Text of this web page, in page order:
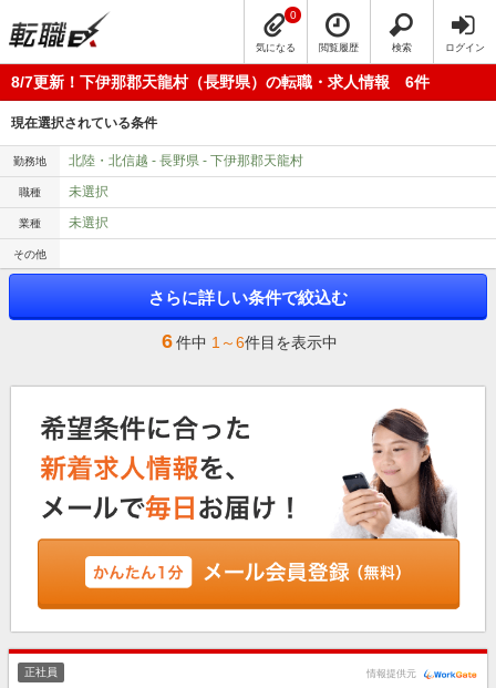
気になる
0
閲覧履歴 検索 ログイン
8/7更新！下伊那郡天龍村（長野県）の転職・求人情報 6件
現在選択されている条件
勤務地 北陸・北信越 - 長野県 - 下伊那郡天龍村
職種 未選択
業種 未選択
その他
さらに詳しい条件で絞込む
6件中 1～6件目を表示中
正社員 情報提供元